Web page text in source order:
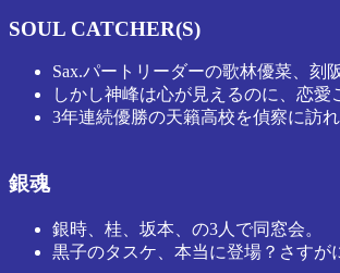
SOUL CATCHER(S)
Sax.パートリーダーの歌林優菜、刻
しかし神峰は心が見えるのに、恋
3年連続優勝の天籟高校を偵察に訪
銀魂
銀時、桂、坂本、の3人で同窓会。
黒子のタスケ、本当に登場？さすが